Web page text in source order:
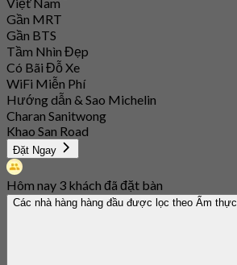
Gần MRT
Gần BTS
Tầm Nhìn Đẹp
Có Bãi Đỗ Xe
WiFi Miễn Phí
Hướng dẫn & Sao Michelin
Charan Sanitwong
Khao San Road
Đặt Ngay
Hôm nay 3 khách đã đặt bàn
Các nhà hàng hàng đầu được lọc theo Ẩm thực